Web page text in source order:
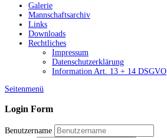
Galerie
Mannschaftsarchiv
Links
Downloads
Rechtliches
Impressum
Datenschutzerklärung
Information Art. 13 + 14 DSGVO
Seitenmenü
Login Form
Benutzername